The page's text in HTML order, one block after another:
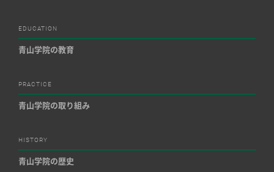
EDUCATION
青山学院の教育
PRACTICE
青山学院の取り組み
HISTORY
青山学院の歴史